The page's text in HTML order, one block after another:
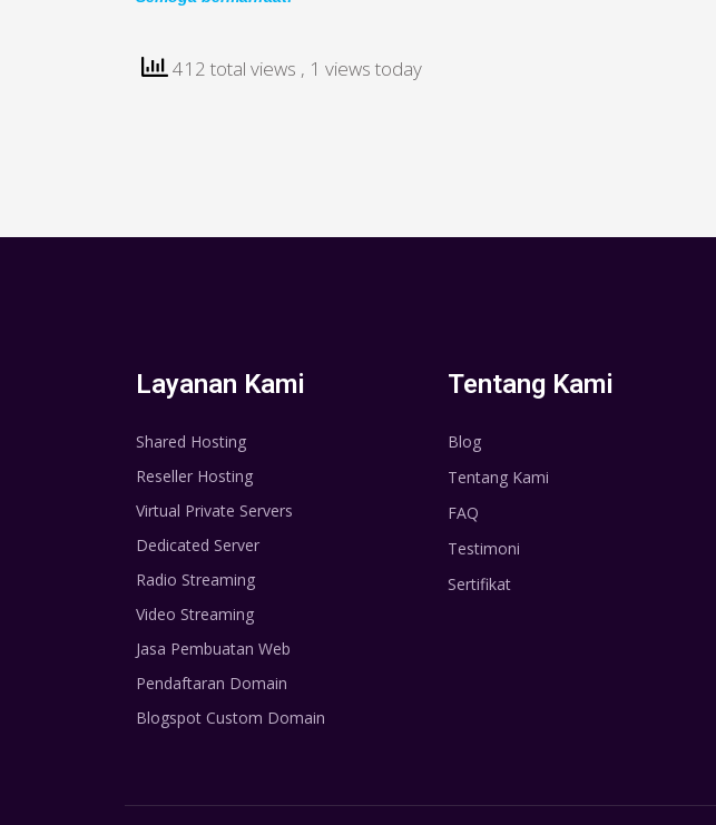
412 total views , 1 views today
Layanan Kami
Shared Hosting
Reseller Hosting
Virtual Private Servers
Dedicated Server
Radio Streaming
Video Streaming
Jasa Pembuatan Web
Pendaftaran Domain
Blogspot Custom Domain
Tentang Kami
Blog
Tentang Kami
FAQ
Testimoni
Sertifikat